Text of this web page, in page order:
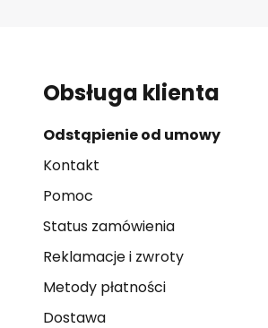
Obsługa klienta
Odstąpienie od umowy
Kontakt
Pomoc
Status zamówienia
Reklamacje i zwroty
Metody płatności
Dostawa